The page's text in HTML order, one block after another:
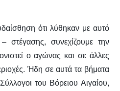
ότι λύθηκαν με αυτό
στέγασης, συνεχίζουμε την
ο αγώνας και σε άλλες
Ήδη σε αυτά τα βήματα
του Βόρειου Αιγαίου,